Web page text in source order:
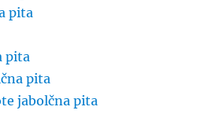
pita
pita
pita
jabolčna pita